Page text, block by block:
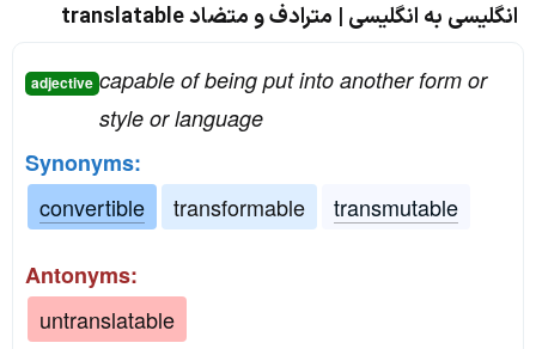
انگلیسی به انگلیسی | مترادف و متضاد translatable
adjective capable of being put into another form or
style or language
Synonyms:
convertible
transformable transmutable
Antonyms:
untranslatable